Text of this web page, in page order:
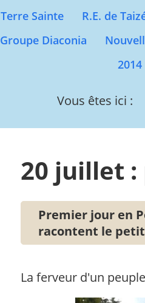
Terre Sainte R.E. de
Groupe Diaconia
2014
Vous êtes ici :
20 juillet :
Premier jour en
racontent le
La ferveur d'un